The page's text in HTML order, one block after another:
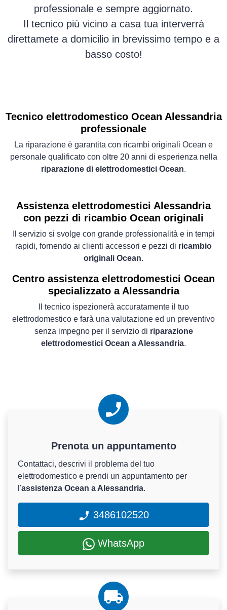
professionale e sempre aggiornato.
Il tecnico più vicino a casa tua interverrà
direttamete a domicilio in brevissimo tempo e a
basso costo!
Tecnico elettrodomestico Ocean Alessandria
professionale
La riparazione è garantita con ricambi originali Ocean e
personale qualificato con oltre 20 anni di esperienza nella
riparazione di elettrodomestici Ocean.
Assistenza elettrodomestici Alessandria
con pezzi di ricambio Ocean originali
Il servizio si svolge con grande professionalità e in tempi
rapidi, fornendo ai clienti accessori e pezzi di ricambio
originali Ocean.
Centro assistenza elettrodomestici Ocean
specializzato a Alessandria
Il tecnico ispezionerà accuratamente il tuo
elettrodomestico e farà una valutazione ed un preventivo
senza impegno per il servizio di riparazione
elettrodomestici Ocean a Alessandria.
Prenota un appuntamento
Contattaci, descrivi il problema del tuo
elettrodomestico e prendi un appuntamento per
l'assistenza Ocean a Alessandria.
3486102520
WhatsApp